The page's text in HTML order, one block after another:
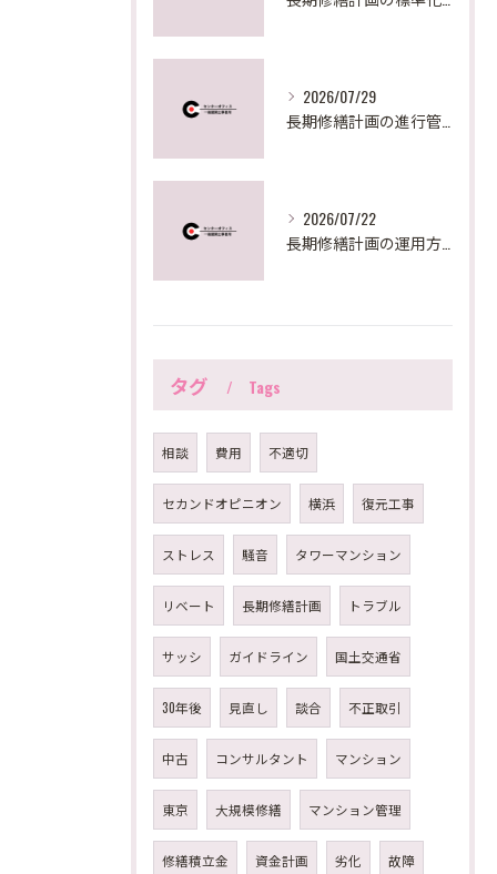
2026/07/29
2026/07/22
タグ Tags
相談 費用 不適切
セカンドオピニオン 横浜 復元工事
ストレス 騒音 タワーマンション
リベート 長期修繕計画 トラブル
サッシ ガイドライン 国土交通省
30年後 見直し 談合 不正取引
中古 コンサルタント マンション
東京 大規模修繕 マンション管理
修繕積立金 資金計画 劣化 故障